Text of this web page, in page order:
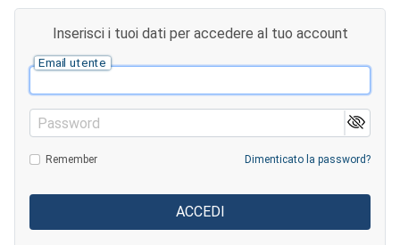
Inserisci i tuoi dati per accedere al tuo account
Email utente
Password
Remember Dimenticato la password?